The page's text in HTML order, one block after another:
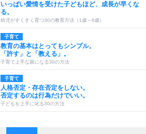
いっぱい愛情を受けた子どもほど、成長が早くな
る。
幼児がすくすく育つ30の教育方法（1歳～6歳）
子育て
教育の基本はとってもシンプル。
「許す」と「教える」。
子育て上手な親になる30の方法
子育て
人格否定・存在否定をしない。
否定するのは行為だけでいい。
子どもを上手に叱る30の方法